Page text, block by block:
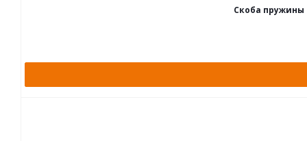
Скоба пружины